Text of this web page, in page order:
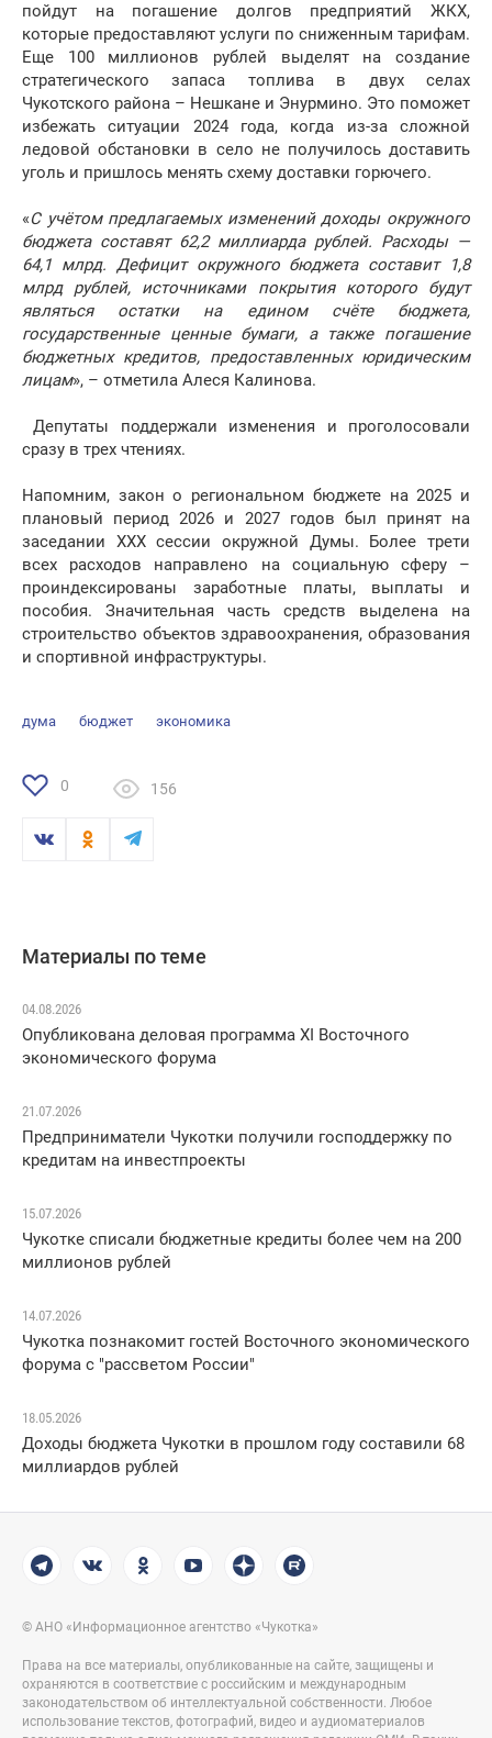
пойдут на погашение долгов предприятий ЖКХ,
которые предоставляют услуги по сниженным тарифам.
Еще 100 миллионов рублей выделят на создание
стратегического запаса топлива в двух селах
Чукотского района – Нешкане и Энурмино. Это поможет
избежать ситуации 2024 года, когда из-за сложной
ледовой обстановки в село не получилось доставить
уголь и пришлось менять схему доставки горючего.
«С учётом предлагаемых изменений доходы окружного
бюджета составят 62,2 миллиарда рублей. Расходы —
64,1 млрд. Дефицит окружного бюджета составит 1,8
млрд рублей, источниками покрытия которого будут
являться остатки на едином счёте бюджета,
государственные ценные бумаги, а также погашение
бюджетных кредитов, предоставленных юридическим
лицам», – отметила Алеся Калинова.
Депутаты поддержали изменения и проголосовали
сразу в трех чтениях.
Напомним, закон о региональном бюджете на 2025 и
плановый период 2026 и 2027 годов был принят на
заседании XXX сессии окружной Думы. Более трети
всех расходов направлено на социальную сферу –
проиндексированы заработные платы, выплаты и
пособия. Значительная часть средств выделена на
строительство объектов здравоохранения, образования
и спортивной инфраструктуры.
дума бюджет экономика
0 156
Материалы по теме
04.08.2026
Опубликована деловая программа XI Восточного
экономического форума
21.07.2026
Предприниматели Чукотки получили господдержку по
кредитам на инвестпроекты
15.07.2026
Чукотке списали бюджетные кредиты более чем на 200
миллионов рублей
14.07.2026
Чукотка познакомит гостей Восточного экономического
форума с "рассветом России"
18.05.2026
Доходы бюджета Чукотки в прошлом году составили 68
миллиардов рублей
© АНО «Информационное агентство «Чукотка»
Права на все материалы, опубликованные на сайте, защищены и
охраняются в соответствие с российским и международным
законодательством об интеллектуальной собственности. Любое
использование текстов, фотографий, видео и аудиоматериалов